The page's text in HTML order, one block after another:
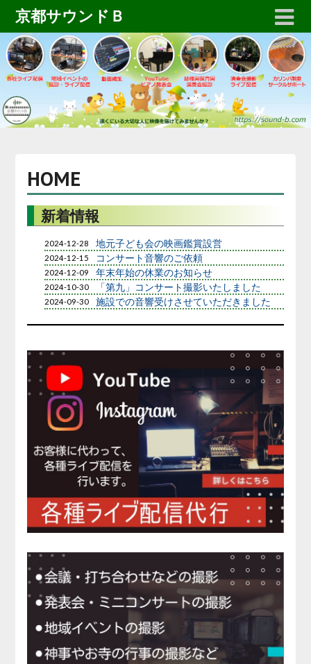
京都サウンドＢ
HOME
新着情報
地元子ども会の映画鑑賞設営
2024-12-28
コンサート音響のご依頼
2024-12-15
年末年始の休業のお知らせ
2024-12-09
「第九」コンサート撮影いたしました
2024-10-30
施設での音響受けさせていただきました
2024-09-30